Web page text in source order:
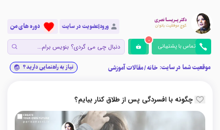
ورود|عضویت در سایت دوره های من
تماس با پشتیبانی
0
موقعیت شما در سایت: خانه/مقالات آموزشی نیاز به راهنمایی دارید؟
چگونه با افسردگی پس از طلاق کنار بیایم؟